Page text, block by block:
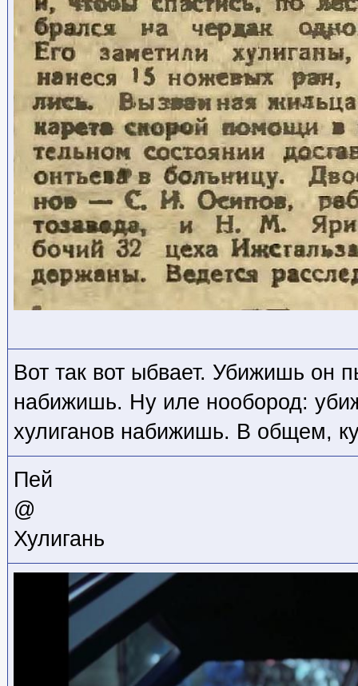
Вот так вот ыбвает. Убижишь он
набижишь. Ну иле нообород:
хулиганов набижишь. В общем,
Пей
@
Хулигань